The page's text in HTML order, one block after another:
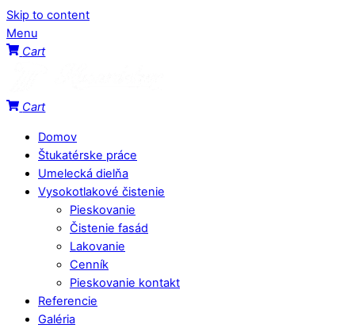
Skip to content
Menu
Cart
Cart
Domov
Štukatérske práce
Umelecká dielňa
Vysokotlakové čistenie
Pieskovanie
Čistenie fasád
Lakovanie
Cenník
Pieskovanie kontakt
Referencie
Galéria